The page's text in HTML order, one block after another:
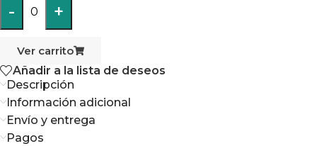
- 0 +
Ver carrito
Añadir a la lista de deseos
Descripción
Información adicional
Envío y entrega
Pagos